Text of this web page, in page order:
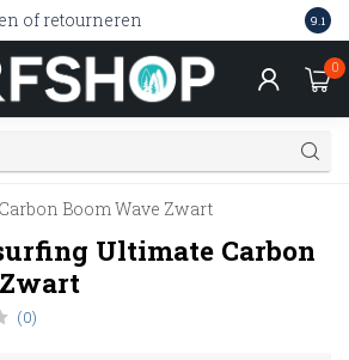
of retourneren 9.1
0
Boom Wave Zwart
Ultimate Carbon
(0)